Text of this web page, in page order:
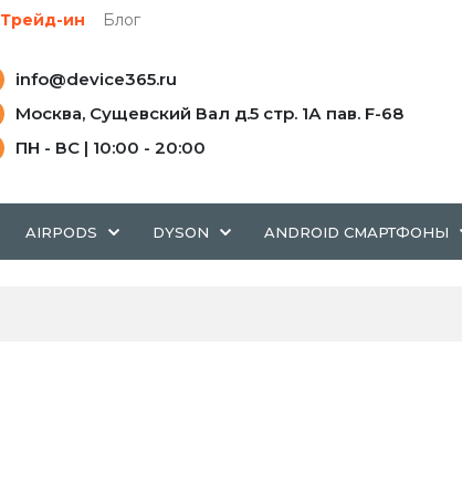
Трейд-ин Блог
info@device365.ru
Москва, Сущевский Вал д.5 стр. 1А пав. F-68
ПН - ВС | 10:00 - 20:00
AIRPODS DYSON ANDROID СМАРТФОНЫ